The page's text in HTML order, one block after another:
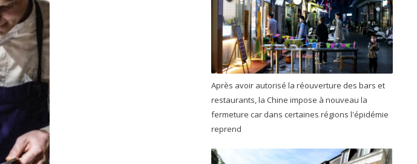
Après avoir autorisé la réouverture des bars et
restaurants, la Chine impose à nouveau la
fermeture car dans certaines régions l'épidémie
reprend